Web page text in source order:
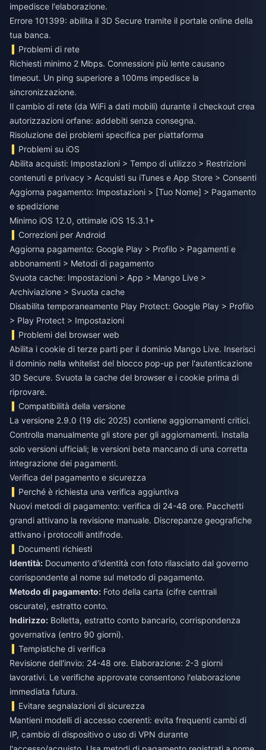
impedisce l'elaborazione.
Errore 101399: abilita il 3D Secure tramite il portale online della
tua banca.
Problemi di rete
Richiesti minimo 2 Mbps. Connessioni più lente causano
timeout. Un ping superiore a 100ms impedisce la
sincronizzazione.
Il cambio di rete (da WiFi a dati mobili) durante il checkout crea
autorizzazioni orfane: addebiti senza consegna.
Risoluzione dei problemi specifica per piattaforma
Problemi su iOS
Abilita acquisti: Impostazioni > Tempo di utilizzo > Restrizioni
contenuti e privacy > Acquisti su iTunes e App Store > Consenti
Aggiorna pagamento: Impostazioni > [Tuo Nome] > Pagamento
e spedizione
Minimo iOS 12.0, ottimale iOS 15.3.1+
Correzioni per Android
Aggiorna pagamento: Google Play > Profilo > Pagamenti e
abbonamenti > Metodi di pagamento
Svuota cache: Impostazioni > App > Mango Live >
Archiviazione > Svuota cache
Disabilita temporaneamente Play Protect: Google Play > Profilo
> Play Protect > Impostazioni
Problemi del browser web
Abilita i cookie di terze parti per il dominio Mango Live. Inserisci
il dominio nella whitelist del blocco pop-up per l'autenticazione
3D Secure. Svuota la cache del browser e i cookie prima di
riprovare.
Compatibilità della versione
La versione 2.9.0 (19 dic 2025) contiene aggiornamenti critici.
Controlla manualmente gli store per gli aggiornamenti. Installa
solo versioni ufficiali; le versioni beta mancano di una corretta
integrazione dei pagamenti.
Verifica del pagamento e sicurezza
Perché è richiesta una verifica aggiuntiva
Nuovi metodi di pagamento: verifica di 24-48 ore. Pacchetti
grandi attivano la revisione manuale. Discrepanze geografiche
attivano i protocolli antifrode.
Documenti richiesti
Identità: Documento d'identità con foto rilasciato dal governo
corrispondente al nome sul metodo di pagamento.
Metodo di pagamento: Foto della carta (cifre centrali
oscurate), estratto conto.
Indirizzo: Bolletta, estratto conto bancario, corrispondenza
governativa (entro 90 giorni).
Tempistiche di verifica
Revisione dell'invio: 24-48 ore. Elaborazione: 2-3 giorni
lavorativi. Le verifiche approvate consentono l'elaborazione
immediata futura.
Evitare segnalazioni di sicurezza
Mantieni modelli di accesso coerenti: evita frequenti cambi di
IP, cambio di dispositivo o uso di VPN durante